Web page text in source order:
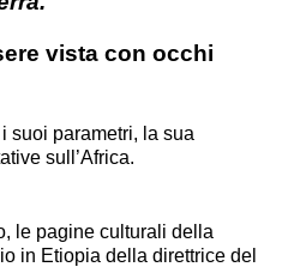
vista con occhi
suoi parametri, la sua
sull’Africa.
le pagine culturali della
in Etiopia della direttrice del